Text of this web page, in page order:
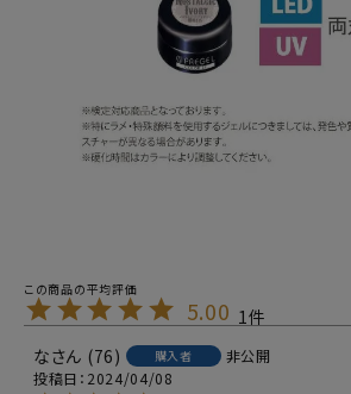
5.00 1
な
76 購入者
非公開
投稿日
2024/04/08